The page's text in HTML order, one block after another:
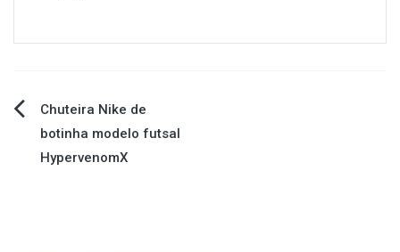
Navegação
de
Chuteira Nike de
botinha modelo futsal
HypervenomX